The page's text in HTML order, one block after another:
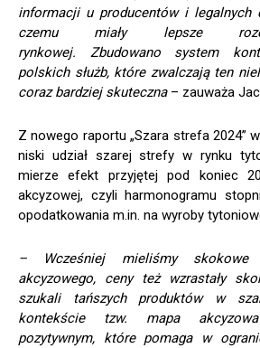
informacji u producentów i legalnych
czemu miały lepsze
rynkowej. Zbudowano system
polskich służb, które zwalczają ten
coraz bardziej skuteczna – zauważa
Z nowego raportu „Szara strefa 2024”
niski udział szarej strefy w rynku
mierze efekt przyjętej pod koniec
akcyzowej, czyli harmonogramu
opodatkowania m.in. na wyroby
– Wcześniej mieliśmy skokowe
akcyzowego, ceny też wzrastały
szukali tańszych produktów w
kontekście tzw. mapa
pozytywnym, które pomaga w